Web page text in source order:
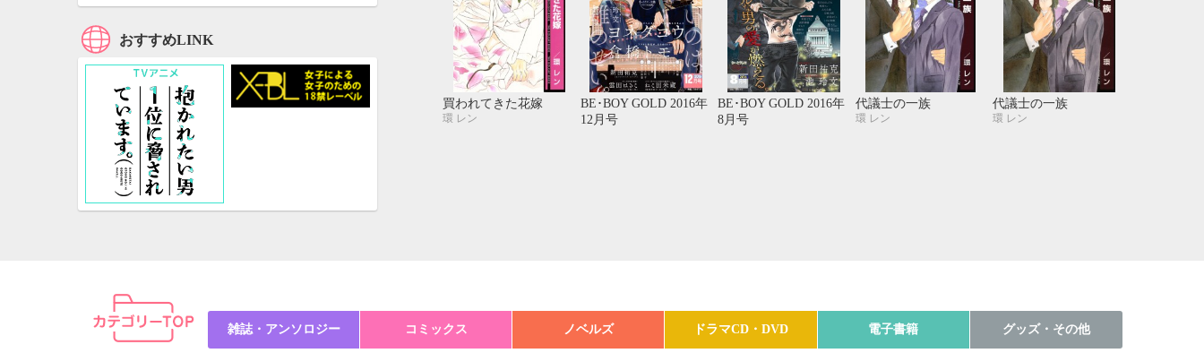
買われてきた花嫁
環 レン
BE･BOY GOLD 2016年
12月号
BE･BOY GOLD 2016年
8月号
代議士の一族
環 レン
代議士の一族
環 レン
おすすめLINK
雑誌・アンソロジー コミックス ノベルズ ドラマCD・DVD 電子書籍 グッズ・その他